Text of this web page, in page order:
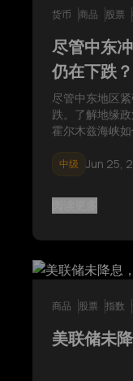
货币 商品 股票
尽管中东
仍在下跌？
尽管中东地区
跌。了解地缘
霍尔木兹海峡
中级 Jun 25,
商品 股票 指数
美联储未